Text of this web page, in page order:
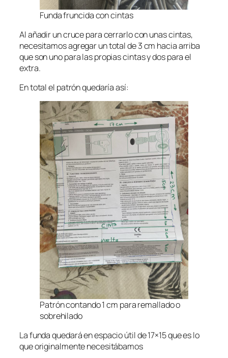
Funda fruncida con cintas
Al añadir un cruce para cerrarlo con unas cintas,
necesitamos agregar un total de 3 cm hacia arriba
que son uno para las propias cintas y dos para el
extra.
En total el patrón quedaría así:
Patrón contando 1 cm para remallado o
sobrehilado
La funda quedará en espacio útil de 17×15 que es lo
que originalmente necesitábamos